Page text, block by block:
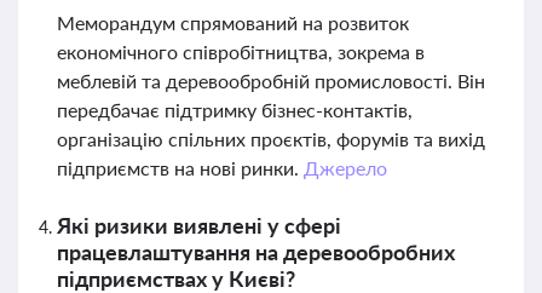
Меморандум спрямований на розвиток
економічного співробітництва, зокрема в
меблевій та деревообробній промисловості. Він
передбачає підтримку бізнес-контактів,
організацію спільних проєктів, форумів та вихід
підприємств на нові ринки. Джерело
Які ризики виявлені у сфері
працевлаштування на деревообробних
підприємствах у Києві?